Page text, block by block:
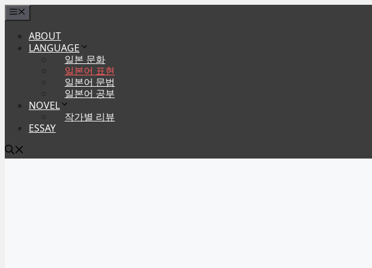
Skip
contentABOUT
LANGUAGE
일본 문화
일본어 표현
일본어 문법
일본어 공부
NOVEL
작가별 리뷰
ESSAY